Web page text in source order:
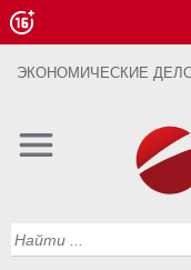
ЭКОНОМИЧЕСКИЕ